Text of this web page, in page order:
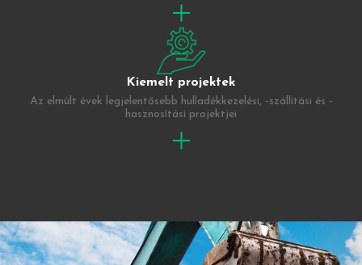
Kiemelt projektek
Az elmúlt évek legjelentősebb hulladékkezelési, -szállítási és -
hasznosítási projektjei